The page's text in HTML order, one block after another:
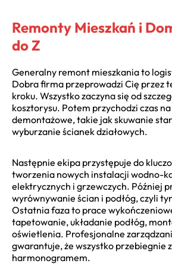
Remonty Mieszkań i
do Z
Generalny remont mieszkania to
Dobra firma przeprowadzi Cię przez
kroku. Wszystko zaczyna się od
kosztorysu. Potem przychodzi czas
demontażowe, takie jak skuwanie
wyburzanie ścianek działowych.
Następnie ekipa przystępuje do
tworzenia nowych instalacji wodno-
elektrycznych i grzewczych. Później
wyrównywanie ścian i podłóg, czyli
Ostatnia faza to prace
tapetowanie, układanie podłóg,
oświetlenia. Profesjonalne
gwarantuje, że wszystko przebiegnie
harmonogramem.